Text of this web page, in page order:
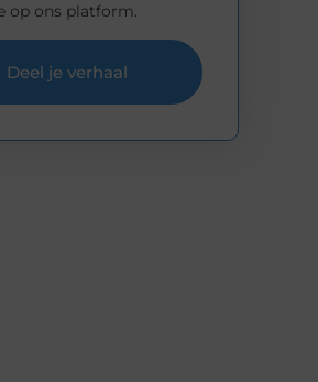
op ons platform.
Deel je verhaal